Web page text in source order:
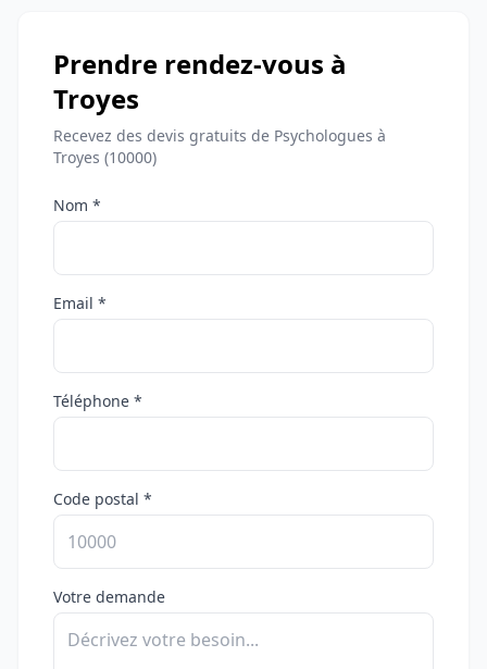
Prendre rendez-vous à
Troyes
Recevez des devis gratuits de Psychologues à
Troyes (10000)
Nom *
Email *
Téléphone *
Code postal *
Votre demande